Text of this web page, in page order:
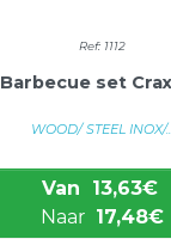
Ref: 1112
Barbecue set
WOOD/ STEEL INOX/...
Van 13,63€
Naar 17,48€